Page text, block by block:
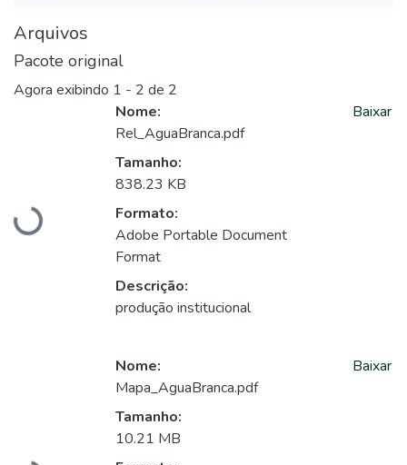
Arquivos
Pacote original
Agora exibindo 1 - 2 de 2
Carregando...
Nome:
Rel_AguaBranca.pdf
Tamanho:
838.23 KB
Formato:
Adobe Portable Document
Format
Descrição:
produção institucional
Baixar
Nome:
Mapa_AguaBranca.pdf
Tamanho:
10.21 MB
Baixar